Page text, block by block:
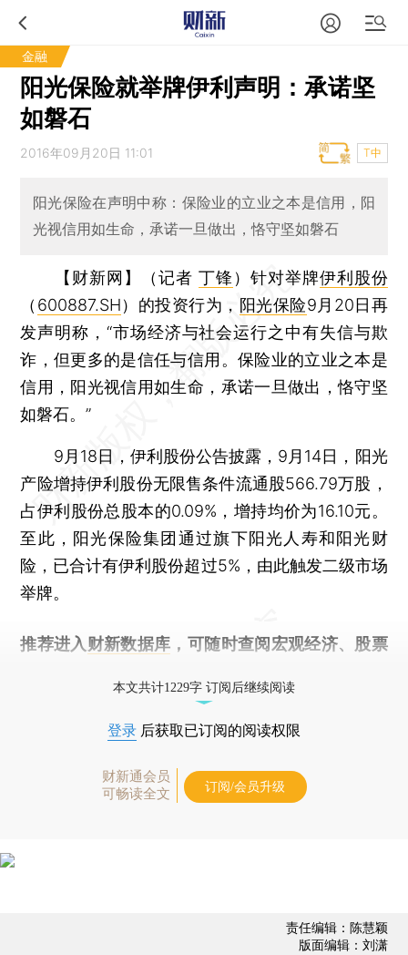
金融
阳光保险就举牌伊利声明：承诺坚
如磐石
2016年09月20日 11:01 T中
阳光保险在声明中称：保险业的立业之本是信用，阳
光视信用如生命，承诺一旦做出，恪守坚如磐石
【财新网】（记者 丁锋 ） 针对举牌伊利股份
（ 600887.SH）的投资行为， 阳光保险9月20日再
发声明称，“市场经济与社会运行之中有失信与欺
诈，但更多的是信任与信用。保险业的立业之本是
信用，阳光视信用如生命，承诺一旦做出，恪守坚
如磐石。”
9月18日，伊利股份公告披露，9月14日，阳光
产险增持伊利股份无限售条件流通股566.79万股，
占伊利股份总股本的0.09%，增持均价为16.10元。
至此，阳光保险集团通过旗下阳光人寿和阳光财
险，已合计有伊利股份超过5%，由此触发二级市场
举牌。
推荐进入 财新数据库 ，可随时查阅宏观经济、股票
本文共计1229字 订阅后继续阅读
登录 后获取已订阅的阅读权限
财新通会员
可畅读全文
订阅/会员升级
责任编辑：陈慧颖
版面编辑：刘潇